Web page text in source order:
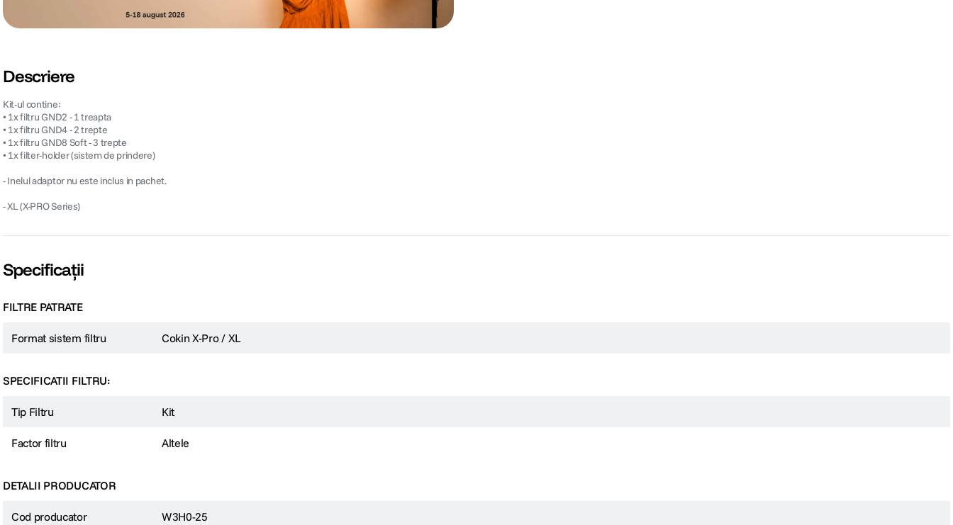
Descriere
Kit-ul contine:
• 1x filtru GND2 - 1 treapta
• 1x filtru GND4 - 2 trepte
• 1x filtru GND8 Soft - 3 trepte
• 1x filter-holder (sistem de prindere)
- Inelul adaptor nu este inclus in pachet.
- XL (X-PRO Series)
Specificații
FILTRE PATRATE
Format sistem filtru Cokin X-Pro / XL
SPECIFICATII FILTRU:
Tip Filtru Kit
Factor filtru Altele
DETALII PRODUCATOR
Cod producator W3H0-25